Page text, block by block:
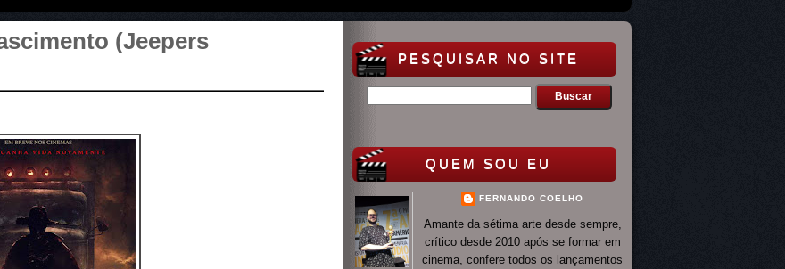
(Jeepers
PESQUISAR NO SITE
QUEM SOU EU
FERNANDO COELHO
Amante da sétima arte desde sempre,
crítico desde 2010 após se formar em
cinema, confere todos os lançamentos